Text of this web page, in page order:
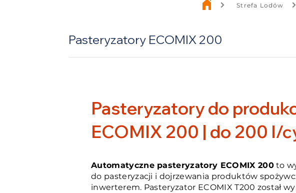
Strefa Lodów
Pasteryzatory ECOMIX 200
Pasteryzatory do
ECOMIX 200 | do 200 l/
Automatyczne pasteryzatory ECOMIX 200to
do pasteryzacji i dojrzewania produktów
inwerterem. Pasteryzator ECOMIX T200 został